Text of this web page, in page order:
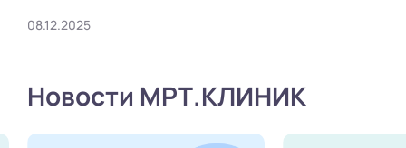
08.12.2025
Новости МРТ.КЛИНИК